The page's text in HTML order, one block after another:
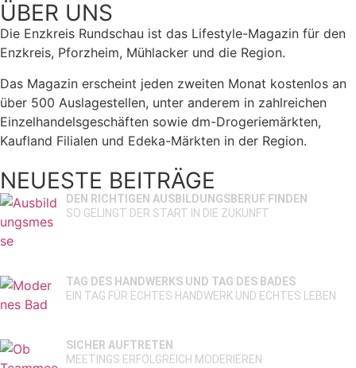
ÜBER UNS
Die Enzkreis Rundschau ist das Lifestyle-Magazin für den
Enzkreis, Pforzheim, Mühlacker und die Region.
Das Magazin erscheint jeden zweiten Monat kostenlos an
über 500 Auslagestellen, unter anderem in zahlreichen
Einzelhandelsgeschäften sowie dm-Drogeriemärkten,
Kaufland Filialen und Edeka-Märkten in der Region.
NEUESTE BEITRÄGE
DEN RICHTIGEN AUSBILDUNGSBERUF FINDEN
SO GELINGT DER START IN DIE ZUKUNFT
TAG DES HANDWERKS UND TAG DES BADES
EIN TAG FÜR ECHTES HANDWERK UND ECHTES LEBEN
SICHER AUFTRETEN
MEETINGS ERFOLGREICH MODERIEREN